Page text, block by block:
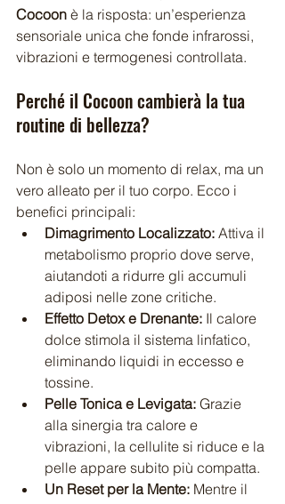
Cocoon è la risposta: un’esperienza
sensoriale unica che fonde infrarossi,
vibrazioni e termogenesi controllata.
Perché il Cocoon cambierà la tua
routine di bellezza?
Non è solo un momento di relax, ma un
vero alleato per il tuo corpo. Ecco i
benefici principali:
Dimagrimento Localizzato: Attiva il
metabolismo proprio dove serve,
aiutandoti a ridurre gli accumuli
adiposi nelle zone critiche.
Effetto Detox e Drenante: Il calore
dolce stimola il sistema linfatico,
eliminando liquidi in eccesso e
tossine.
Pelle Tonica e Levigata: Grazie
alla sinergia tra calore e
vibrazioni, la cellulite si riduce e la
pelle appare subito più compatta.
Un Reset per la Mente: Mentre il